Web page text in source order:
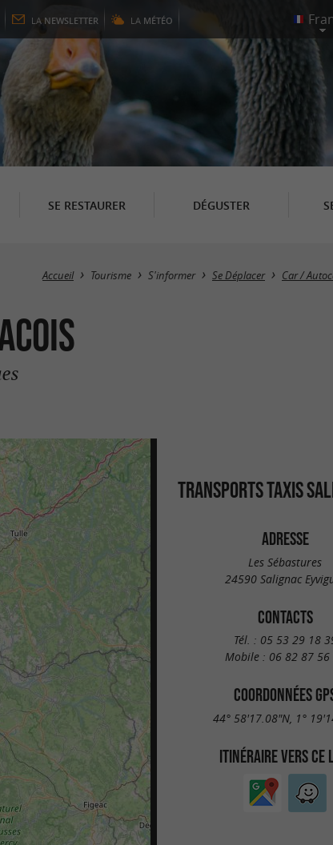
LA NEWSLETTER LA MÉTÉO
SE RESTAURER DÉGUSTER
Accueil Tourisme S'informer Se Déplacer Car /
TRANSPORTS TAXIS
ADRESSE
Les Sébastures
24590 Salignac
CONTACTS
Tél. : 05 53 29 18
Mobile : 06 82 87 56
COORDONNÉES
44° 58'17.08"N, 1°
ITINÉRAIRE VERS CE